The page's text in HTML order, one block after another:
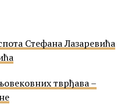
Стефана Лазаревића
тврђава –